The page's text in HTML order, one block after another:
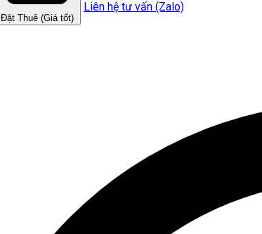
Đặt Thuê (Giá tốt)
Liên hệ tư vấn (Zalo)